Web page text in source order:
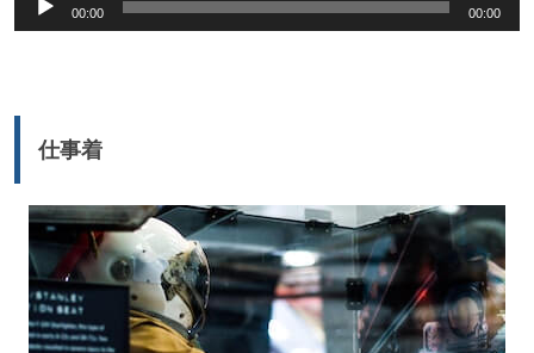
声
ー
00:00 00:00
仕事着